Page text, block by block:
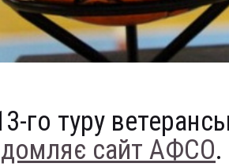
го туру
сайт АФСО.